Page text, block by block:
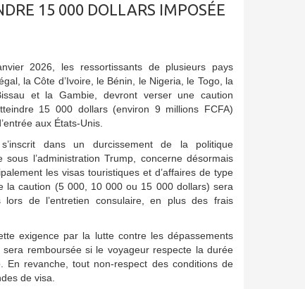
15 000 DOLLARS IMPOSÉE
2026, les ressortissants de plusieurs pays
la Côte d’Ivoire, le Bénin, le Nigeria, le Togo, la
et la Gambie, devront verser une caution
15 000 dollars (environ 9 millions FCFA)
aux États-Unis.
dans un durcissement de la politique
sous l’administration Trump, concerne désormais
les visas touristiques et d’affaires de type
la caution (5 000, 10 000 ou 15 000 dollars) sera
de l’entretien consulaire, en plus des frais
exigence par la lutte contre les dépassements
remboursée si le voyageur respecte la durée
revanche, tout non-respect des conditions de
de visa.